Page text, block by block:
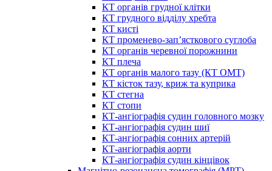
КТ органів грудної клітки
КТ грудного відділу хребта
КТ кисті
КТ променево-зап’ясткового суглоба
КТ органів черевної порожнини
КТ плеча
КТ органів малого тазу (КТ ОМТ)
КТ кісток тазу, криж та куприка
КТ стегна
КТ стопи
КТ-ангіографія судин головного мозку
КТ-ангіографія судин шиї
КТ-ангіографія сонних артерій
КТ-ангіографія аорти
КТ-ангіографія судин кінцівок